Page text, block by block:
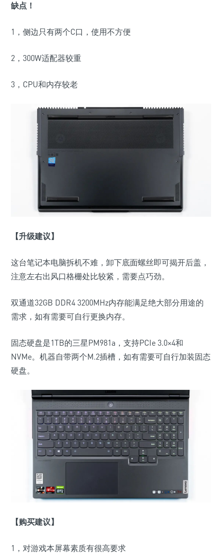
缺点！
1，侧边只有两个C口，使用不方便
2，300W适配器较重
3，CPU和内存较老
【升级建议】
这台笔记本电脑拆机不难，卸下底面螺丝即可揭开后盖，
注意左右出风口格栅处比较紧，需要点巧劲。
双通道32GB DDR4 3200MHz内存能满足绝大部分用途的
需求，如有需要可自行更换内存。
固态硬盘是1TB的三星PM981a，支持PCIe 3.0×4和
NVMe。机器自带两个M.2插槽，如有需要可自行加装固态
硬盘。
【购买建议】
1，对游戏本屏幕素质有很高要求